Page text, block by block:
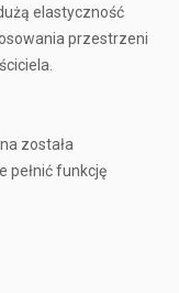
elastyczność
przestrzeni
została
pełnić funkcję